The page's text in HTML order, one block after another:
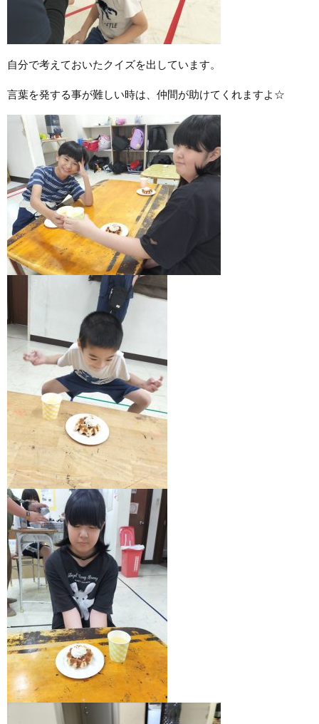
自分で考えておいたクイズを出しています。
言葉を発する事が難しい時は、仲間が助けてくれますよ☆